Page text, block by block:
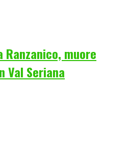
muore
Val Seriana